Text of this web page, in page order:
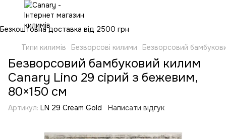
Безкоштовна доставка від 2500 грн
Типи килимів
Безворсові килими Безворсовий
Безворсовий бамбуковий килим
Canary Lino 29 сірий з бежевим,
80×150 см
Артикул: LN 29 Cream Gold Написати відгук